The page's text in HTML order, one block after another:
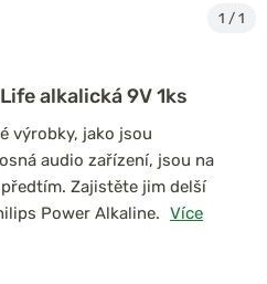
1 / 1
alkalická 9V 1ks
výrobky, jako jsou
audio zařízení, jsou na
Zajistěte jim delší
Power Alkaline. Více